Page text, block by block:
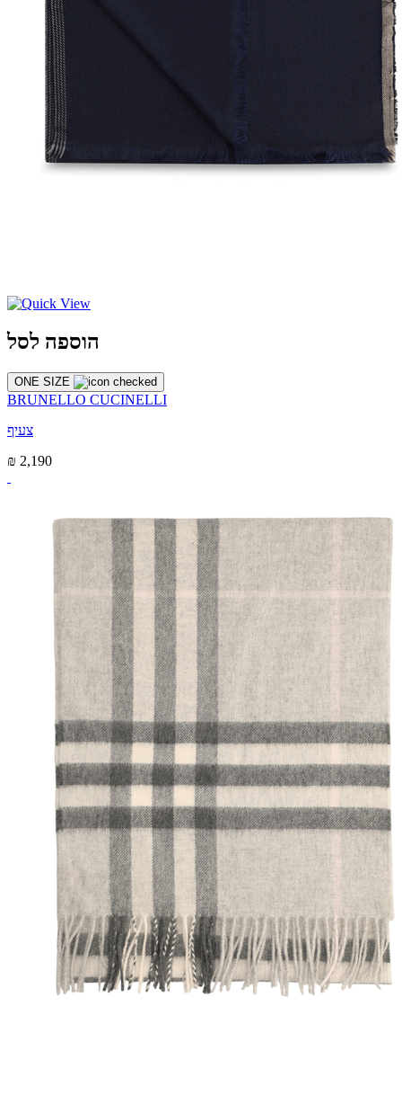
הוספה לסל
ONE SIZE
BRUNELLO CUCINELLI
צעיף
₪ 2,190